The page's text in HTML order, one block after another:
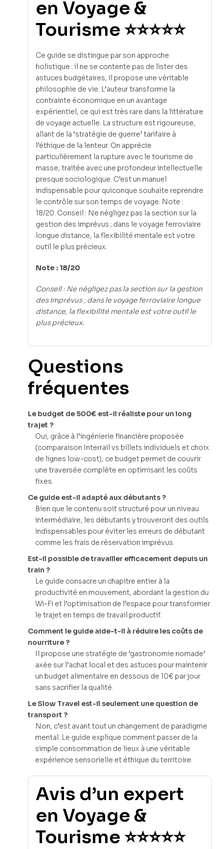
en Voyage &
Tourisme ⭐⭐⭐⭐⭐
Ce guide se distingue par son approche
holistique : il ne se contente pas de lister des
astuces budgétaires, il propose une véritable
philosophie de vie. L’auteur transforme la
contrainte économique en un avantage
expérientiel, ce qui est très rare dans la littérature
de voyage actuelle. La structure est rigoureuse,
allant de la ‘stratégie de guerre’ tarifaire à
l’éthique de la lenteur. On apprécie
particulièrement la rupture avec le tourisme de
masse, traitée avec une profondeur intellectuelle
presque sociologique. C’est un manuel
indispensable pour quiconque souhaite reprendre
le contrôle sur son temps de voyage. Note :
18/20. Conseil : Ne négligez pas la section sur la
gestion des imprévus ; dans le voyage ferroviaire
longue distance, la flexibilité mentale est votre
outil le plus précieux.
Note : 18/20
Conseil : Ne négligez pas la section sur la gestion
des imprévus ; dans le voyage ferroviaire longue
distance, la flexibilité mentale est votre outil le
plus précieux.
Questions
fréquentes
Le budget de 500€ est-il réaliste pour un long
trajet ?
Oui, grâce à l’ingénierie financière proposée
(comparaison Interrail vs billets individuels et choix
de lignes low-cost), ce budget permet de couvrir
une traversée complète en optimisant les coûts
fixes.
Ce guide est-il adapté aux débutants ?
Bien que le contenu soit structuré pour un niveau
intermédiaire, les débutants y trouveront des outils
indispensables pour éviter les erreurs de débutant
comme les frais de réservation imprévus.
Est-il possible de travailler efficacement depuis un
train ?
Le guide consacre un chapitre entier à la
productivité en mouvement, abordant la gestion du
Wi-Fi et l’optimisation de l’espace pour transformer
le trajet en temps de travail productif.
Comment le guide aide-t-il à réduire les coûts de
nourriture ?
Il propose une stratégie de ‘gastronomie nomade’
axée sur l’achat local et des astuces pour maintenir
un budget alimentaire en dessous de 10€ par jour
sans sacrifier la qualité.
Le Slow Travel est-il seulement une question de
transport ?
Non, c’est avant tout un changement de paradigme
mental. Le guide explique comment passer de la
simple consommation de lieux à une véritable
expérience sensorielle et éthique du territoire.
Avis d’un expert
en Voyage &
Tourisme ⭐⭐⭐⭐⭐